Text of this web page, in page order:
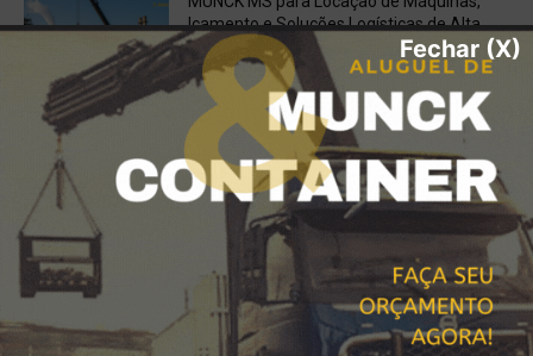
Içamento e Soluções Logísticas de Alta
Performance
janeiro 17, 2026
Locação de Carretas Prancha,
Escavadeiras, Retroescavadeiras em
Bataguassu, MS
dezembro 7, 2025
Água Potável Certificada em Bataguassu
e Região? Contrate o Caminhão Pipa da
MUNCK MS!
dezembro 6, 2025
Fechar (X)